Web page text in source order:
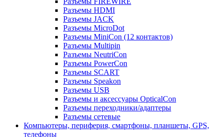
Разъемы HDMI
Разъемы JACK
Разъемы MicroDot
Разъемы MiniCon (12 контактов)
Разъемы Multipin
Разъемы NeutriCon
Разъемы PowerCon
Разъемы SCART
Разъемы Speakon
Разъемы USB
Разъемы и аксессуары OpticalCon
Разъемы переходники/адаптеры
Разъемы сетевые
Компьютеры, периферия, смартфоны, планшеты, GPS,
телефоны